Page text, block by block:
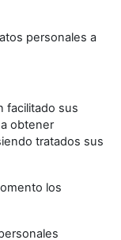
personales a
facilitado sus
obtener
tratados sus
los